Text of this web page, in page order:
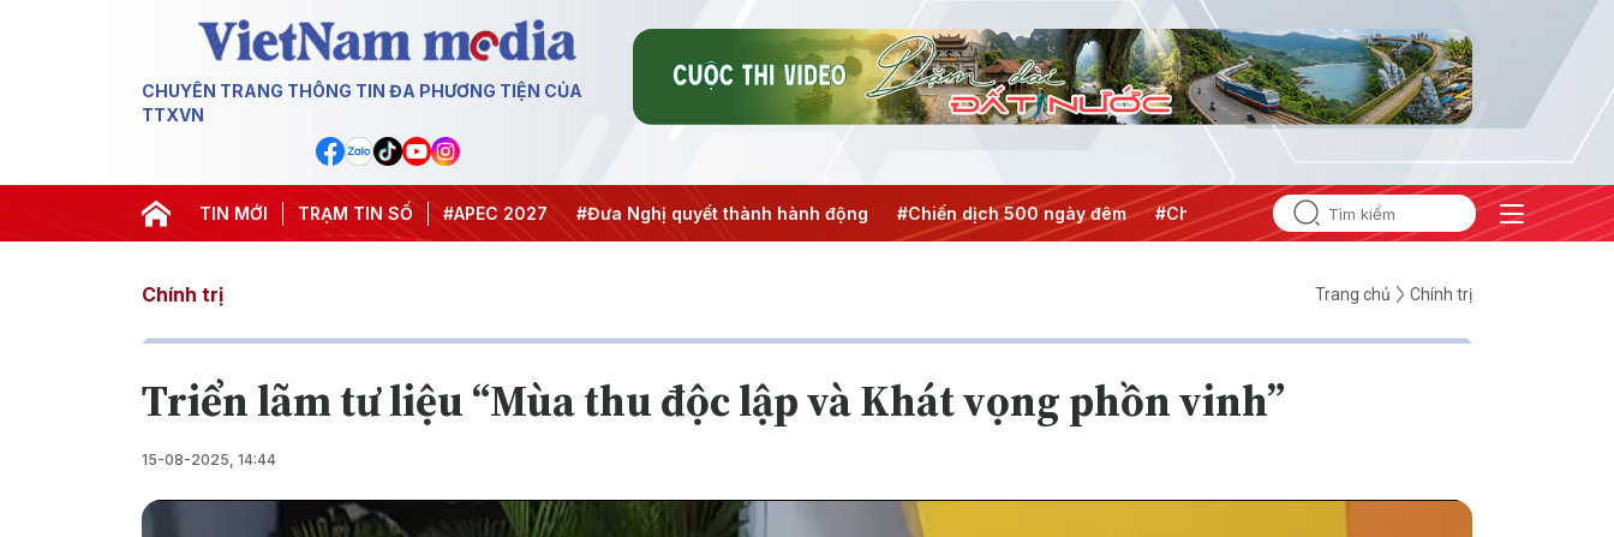
CHUYÊN TRANG THÔNG TIN ĐA PHƯƠNG TIỆN CỦA
TTXVN
TIN MỚI TRẠM TIN SỐ
#Hội nghị Trung ương 3 #APEC 2027 #Đưa Nghị quyết thành hành động #Chiến dịch 500 ngày đêm #Chống khai thác IUU #Căng thẳng Trung Đông #An
Chính trị Trang chủ Chính trị
Triển lãm tư liệu “Mùa thu độc lập và Khát vọng phồn vinh”
15-08-2025, 14:44